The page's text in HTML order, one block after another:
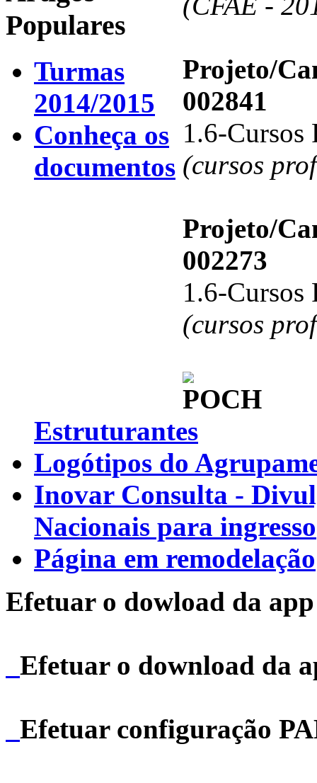
Projeto/
002841
1.6-Cursos
(cursos
Projeto/
002273
1.6-Cursos
(cursos
Populares
Turmas
2014/2015
Conheça os
documentos
Estruturantes
Logótipos do
Inovar Consulta -
Nacionais para ingresso
Página em remodelação
Efetuar o dowload da
Efetuar o download da
Efetuar configuração